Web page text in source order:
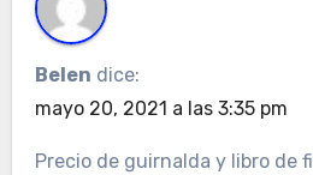
Belen dice:
mayo 20, 2021 a las 3:35 pm
Precio de guirnalda y libro de